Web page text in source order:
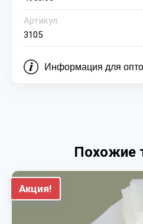
Артикул:
3105
Информация для
Похожие
Акция!